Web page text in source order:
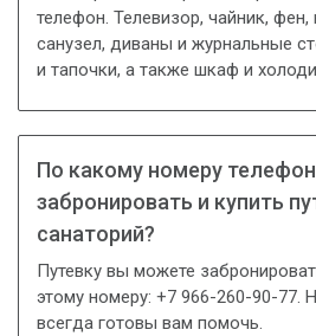
телефон. Телевизор, чайник,
санузел, диваны и журнальные
и тапочки, а также шкаф и
По какому номеру
забронировать и купить
санаторий?
Путевку вы можете
этому номеру: +7 966-260-90-77.
всегда готовы вам помочь.